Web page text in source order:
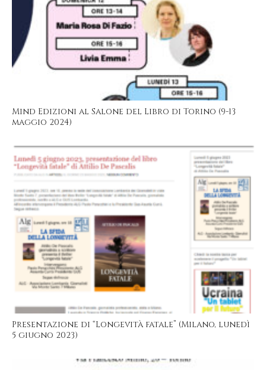
Mind Edizioni al Salone del Libro di Torino (9-13
maggio 2024)
Presentazione di “Longevità fatale” (Milano, lunedì
5 giugno 2023)